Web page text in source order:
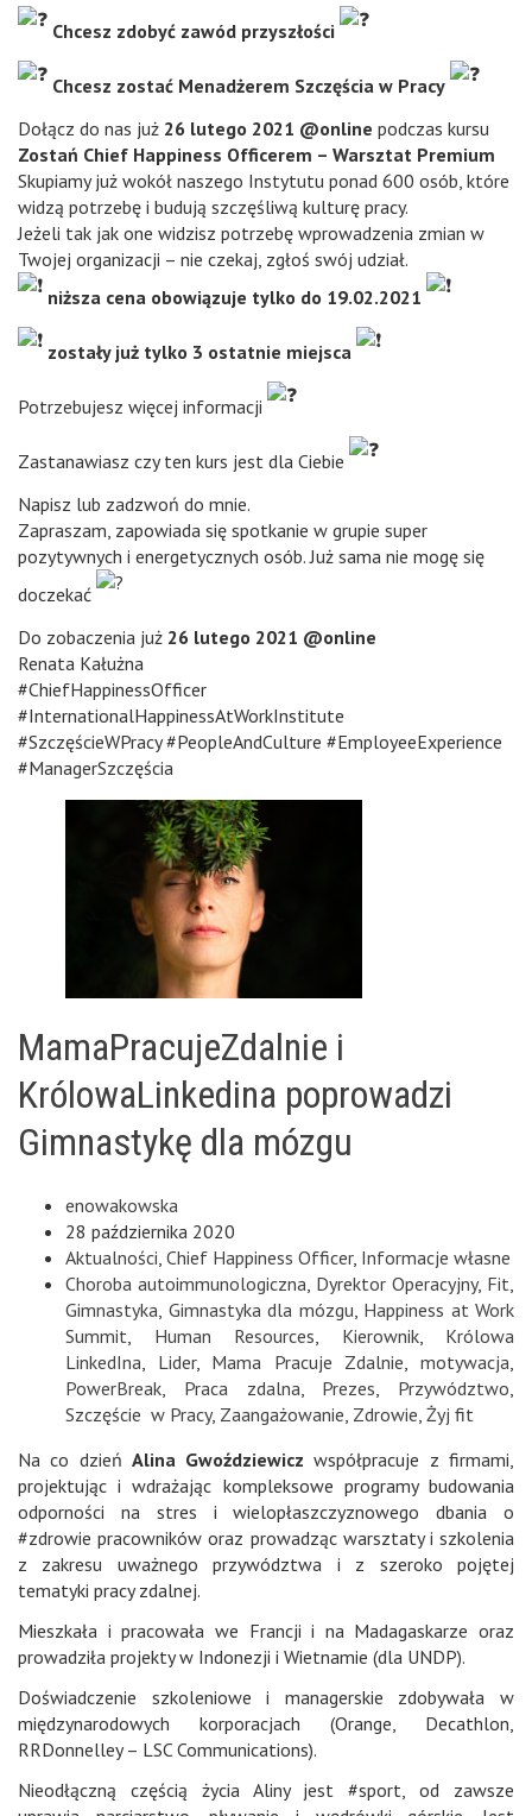
Chcesz zdobyć zawód przyszłości
Chcesz zostać Menadżerem Szczęścia w Pracy
Dołącz do nas już 26 lutego 2021 @online podczas kursu
Zostań Chief Happiness Officerem – Warsztat Premium
Skupiamy już wokół naszego Instytutu ponad 600 osób, które
widzą potrzebę i budują szczęśliwą kulturę pracy.
Jeżeli tak jak one widzisz potrzebę wprowadzenia zmian w
Twojej organizacji – nie czekaj, zgłoś swój udział.
niższa cena obowiązuje tylko do 19.02.2021
zostały już tylko 3 ostatnie miejsca
Potrzebujesz więcej informacji
Zastanawiasz czy ten kurs jest dla Ciebie
Napisz lub zadzwoń do mnie.
Zapraszam, zapowiada się spotkanie w grupie super
pozytywnych i energetycznych osób. Już sama nie mogę się
doczekać
Do zobaczenia już 26 lutego 2021 @online
Renata Kałużna
#ChiefHappinessOfficer
#InternationalHappinessAtWorkInstitute
#SzczęścieWPracy #PeopleAndCulture #EmployeeExperience
#ManagerSzczęścia
MamaPracujeZdalnie i
KrólowaLinkedina poprowadzi
Gimnastykę dla mózgu
enowakowska
28 października 2020
Aktualności Chief Happiness Officer, Informacje własne
Choroba autoimmunologiczna Dyrektor Operacyjny, Fit
Gimnastyka Gimnastyka dla mózgu Happiness at Work
Summit
Human Resources Kierownik, Królowa
LinkedIna
Lider, Mama Pracuje Zdalnie ,motywacja
PowerBreak
Praca zdalna Prezes Przywództwo
Szczęście w Pracy, Zaangażowanie Zdrowie Żyj fit
Na co dzień Alina Gwoździewicz współpracuje z firmami,
projektując i wdrażając kompleksowe programy budowania
odporności na stres i wielopłaszczyznowego dbania o
#zdrowie pracowników oraz prowadząc warsztaty i szkolenia
z zakresu uważnego przywództwa i z szeroko pojętej
tematyki pracy zdalnej.
Mieszkała i pracowała we Francji i na Madagaskarze oraz
prowadziła projekty w Indonezji i Wietnamie (dla UNDP).
Doświadczenie szkoleniowe i managerskie zdobywała w
międzynarodowych korporacjach (Orange, Decathlon,
RRDonnelley – LSC Communications).
Nieodłączną częścią życia Aliny jest #sport, od zawsze